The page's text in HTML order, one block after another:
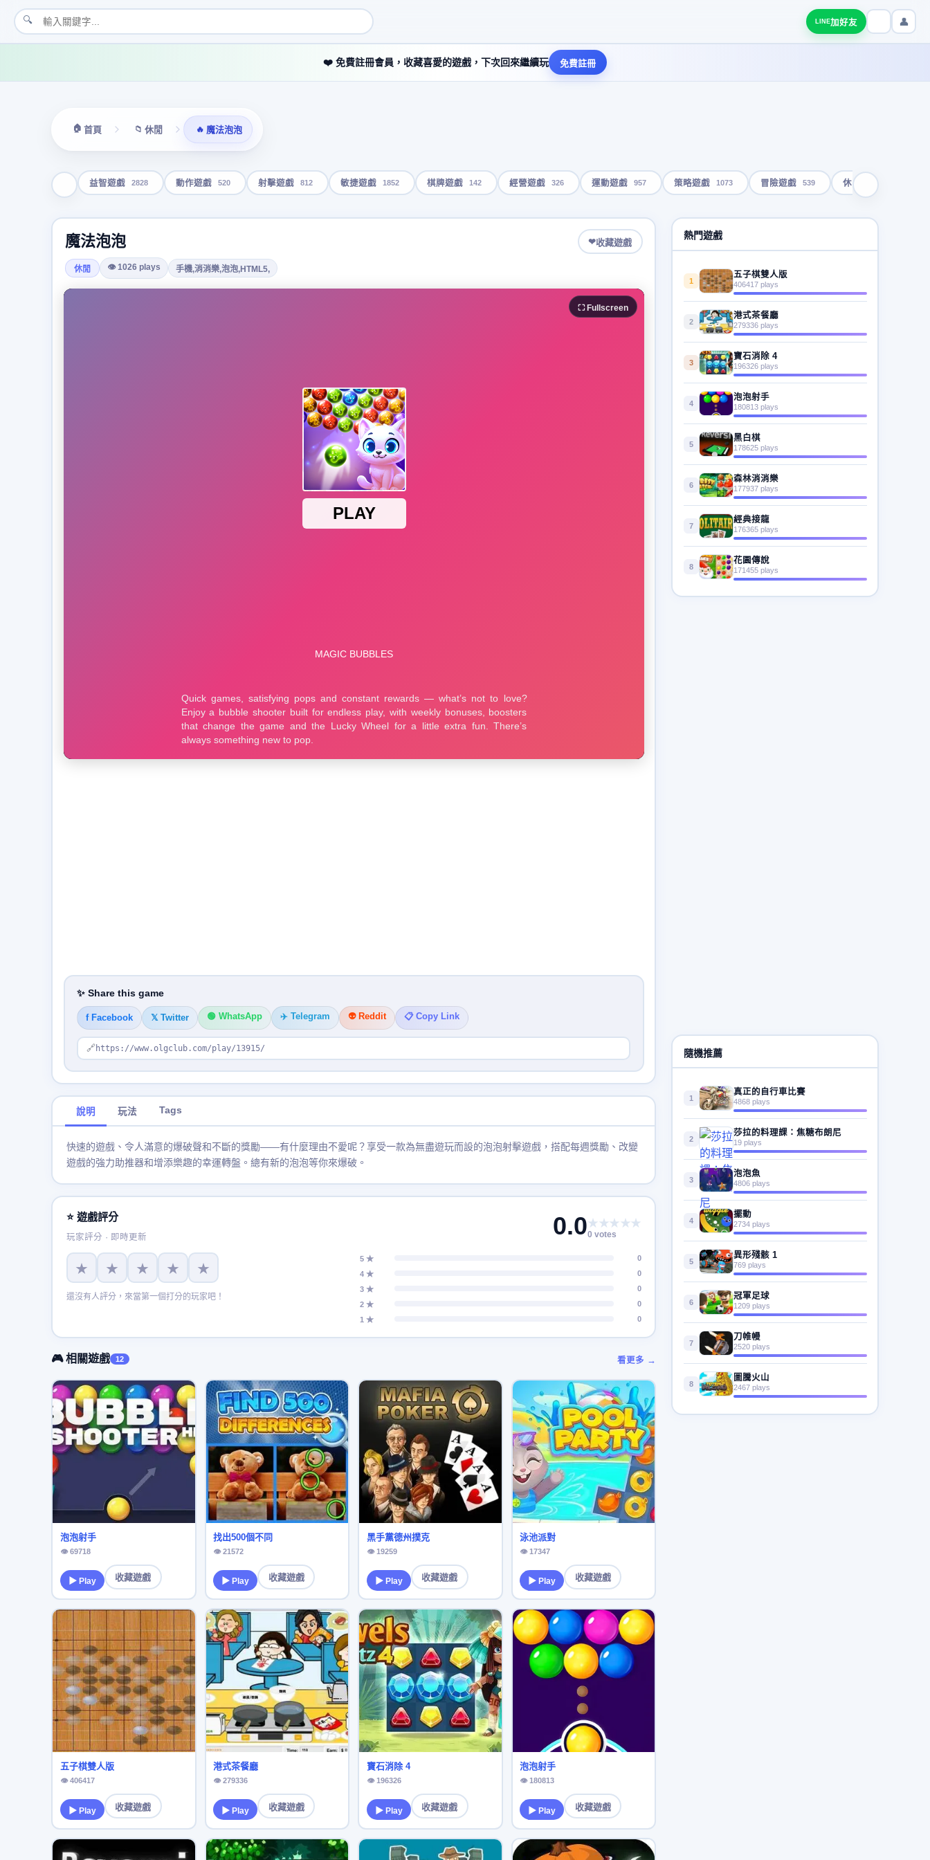
🔍 LINE加好友 👤
❤️ 免費註冊會員，收藏喜愛的遊戲，下次回來繼續玩 免費註冊
🏠 首頁 📁 休閒 🔥 魔法泡泡
益智遊戲 2828 動作遊戲 520 射擊遊戲 812 敏捷遊戲 1852 棋牌遊戲 142 經營遊戲 326 運動遊戲 957 策略遊戲 1073 冒險遊戲 539 休閒遊戲
魔法泡泡 ❤收藏遊戲
休閒 👁 1026 plays 手機,消消樂,泡泡,HTML5,
⛶ Fullscreen
✨ Share this game
f Facebook 𝕏 Twitter 🟢 WhatsApp ✈️ Telegram 👽 Reddit 📋 Copy Link
🔗 https://www.olgclub.com/play/13915/
說明 玩法 Tags
快速的遊戲、令人滿意的爆破聲和不斷的獎勵——有什麼理由不愛呢？享受一款為無盡遊玩而設的泡泡射擊遊戲，搭配每週獎勵、改變
遊戲的強力助推器和增添樂趣的幸運轉盤。總有新的泡泡等你來爆破。
⭐ 遊戲評分
玩家評分 · 即時更新 0.0★★★★★
0 votes
★ ★ ★ ★ ★
還沒有人評分，來當第一個打分的玩家吧！
5 ★
0
4 ★
0
3 ★
0
2 ★
0
1 ★
0
🎮 相關遊戲 12 看更多 →
泡泡射手
👁 69718
▶ Play 收藏遊戲
找出500個不同
👁 21572
▶ Play 收藏遊戲
黑手黨德州撲克
👁 19259
▶ Play 收藏遊戲
泳池派對
👁 17347
▶ Play 收藏遊戲
五子棋雙人版
👁 406417
▶ Play 收藏遊戲
港式茶餐廳
👁 279336
▶ Play 收藏遊戲
寶石消除 4
👁 196326
▶ Play 收藏遊戲
泡泡射手
👁 180813
▶ Play 收藏遊戲
熱門遊戲
1
五子棋雙人版
406417 plays
2
港式茶餐廳
279336 plays
3
寶石消除 4
196326 plays
4
泡泡射手
180813 plays
5
黑白棋
178625 plays
6
森林消消樂
177937 plays
7
經典接龍
176365 plays
8
花園傳說
171455 plays
隨機推薦
1
真正的自行車比賽
4868 plays
2
莎拉的料理課：焦糖布朗尼
19 plays
3
泡泡魚
4806 plays
4
擺動
2734 plays
5
異形殘骸 1
769 plays
6
冠軍足球
1209 plays
7
刀帷幔
2520 plays
8
圖騰火山
2467 plays